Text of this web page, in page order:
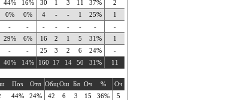
44% 16% 30 1 3 11 37% 2
0% 0% 4 - - 1 25% 1
- - - - - - - -
29% 6% 16 2 1 5 31% 1
- - 25 3 2 6 24% -
40% 14% 160 17 14 50 31% 11
Поз Отл ОбщОш Бл Оч % Оч
44% 24% 42 6 3 15 36% 5